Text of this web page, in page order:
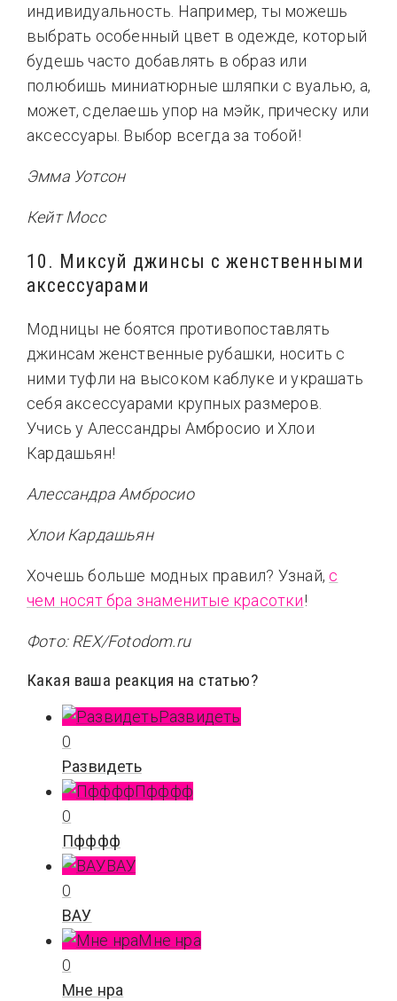
индивидуальность. Например, ты можешь
выбрать особенный цвет в одежде, который
будешь часто добавлять в образ или
полюбишь миниатюрные шляпки с вуалью, а,
может, сделаешь упор на мэйк, прическу или
аксессуары. Выбор всегда за тобой!
Эмма Уотсон
Кейт Мосс
10. Миксуй джинсы с женственными
аксессуарами
Модницы не боятся противопоставлять
джинсам женственные рубашки, носить с
ними туфли на высоком каблуке и украшать
себя аксессуарами крупных размеров.
Учись у Алессандры Амбросио и Хлои
Кардашьян!
Алессандра Амбросио
Хлои Кардашьян
Хочешь больше модных правил? Узнай, с
чем носят бра знаменитые красотки!
Фото: REX/Fotodom.ru
Какая ваша реакция на статью?
Развидеть
0
Развидеть
Пфффф
0
Пфффф
ВАУ
0
ВАУ
Мне нра
0
Мне нра